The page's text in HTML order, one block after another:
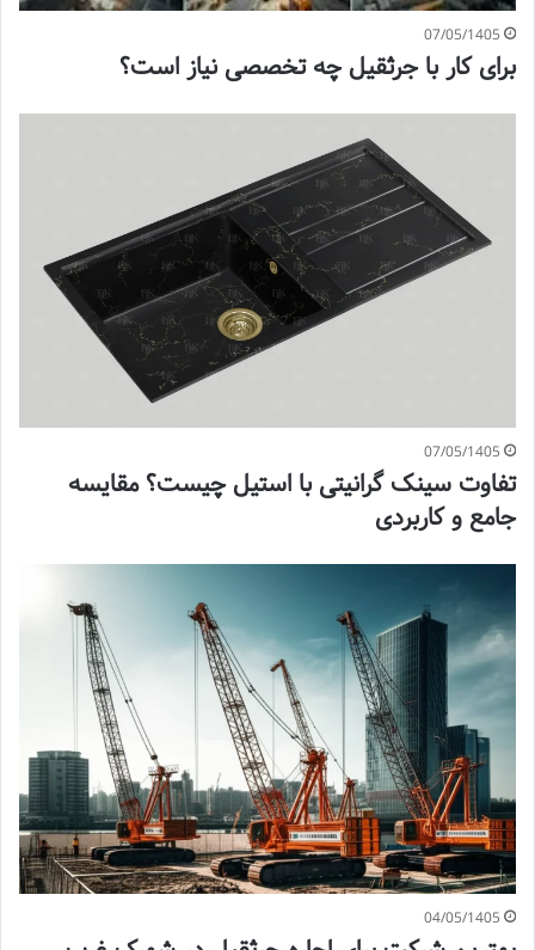
07/05/1405
برای کار با جرثقیل چه تخصصی نیاز است؟
07/05/1405
تفاوت سینک گرانیتی با استیل چیست؟ مقایسه
جامع و کاربردی
04/05/1405